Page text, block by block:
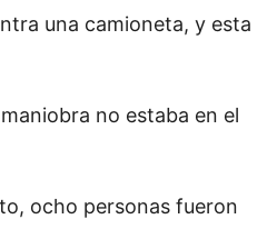
una camioneta, y esta
no estaba en el
ocho personas fueron